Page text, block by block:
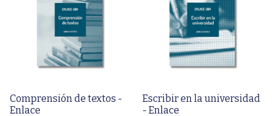
Comprensión de textos -
Enlace
Escribir en la universidad
- Enlace